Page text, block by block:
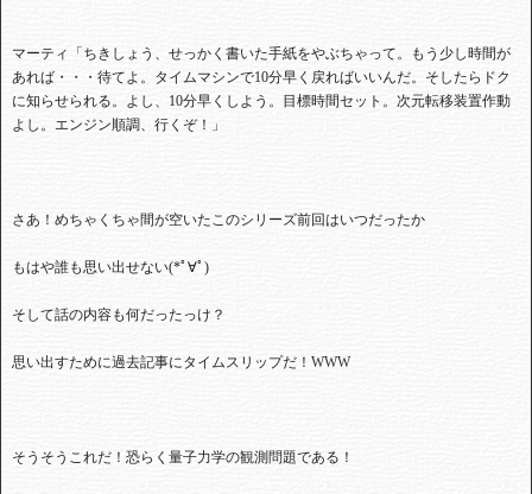
マーティ「ちきしょう、せっかく書いた手紙をやぶちゃって。もう少し時間が
あれば・・・待てよ。タイムマシンで10分早く戻ればいいんだ。そしたらドク
に知らせられる。よし、10分早くしよう。目標時間セット。次元転移装置作動
よし。エンジン順調、行くぞ！」
さあ！めちゃくちゃ間が空いたこのシリーズ前回はいつだったか
もはや誰も思い出せない(*ﾟ∀ﾟ)
そして話の内容も何だったっけ？
思い出すために過去記事にタイムスリップだ！WWW
そうそうこれだ！恐らく量子力学の観測問題である！